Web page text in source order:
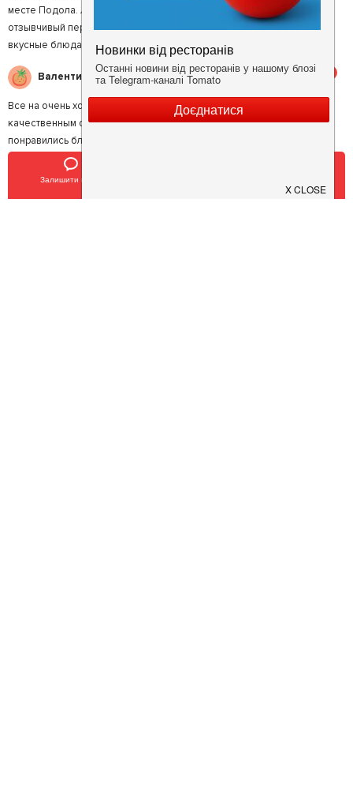
Залишити відгук
месте Подола. Летом работает уютная терраса. Вежливый и
отзывчивый персонал. Хорошая винная карта. Оригинальные и
вкусные блюда как из рыбы так и из мяса.
Валентин Т.
Все на очень хорошем уровне. Хорошее атмосферное место с
качественным обслуживанием и очень вкусной едой. Особенно
понравились блюда "морской" кухни)
Семён Ц.
Отличное место. Летняя терраса вне конкуренции. Еда очень вкусная